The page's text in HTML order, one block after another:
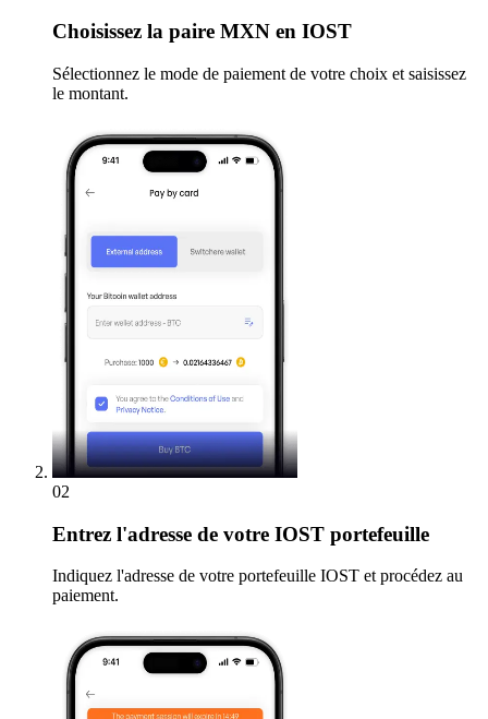
Choisissez la paire MXN en IOST
Sélectionnez le mode de paiement de votre choix et saisissez
le montant.
02
Entrez l'adresse de votre IOST portefeuille
Indiquez l'adresse de votre portefeuille IOST et procédez au
paiement.